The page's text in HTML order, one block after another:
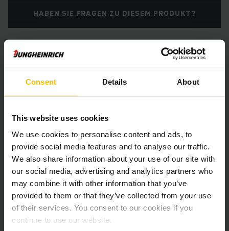
Consent Details About
This website uses cookies
We use cookies to personalise content and ads, to
provide social media features and to analyse our traffic.
We also share information about your use of our site with
our social media, advertising and analytics partners who
may combine it with other information that you’ve
provided to them or that they’ve collected from your use
of their services. You consent to our cookies if you
continue to use our website.
HABEN SIE FRAGEN ZU DIESEM PRODUKT?
durch die Jungheinrich AG zustande.
Produktinformationen
Der folgende Abschnitt bietet eine umfassende
Zusammenfassung der technischen Spezifikationen und
Ausstattungen des Fahrzeugs.
Technische Daten
Batterie Bleisäure, 24 V / 150 Ah
Ladegerät